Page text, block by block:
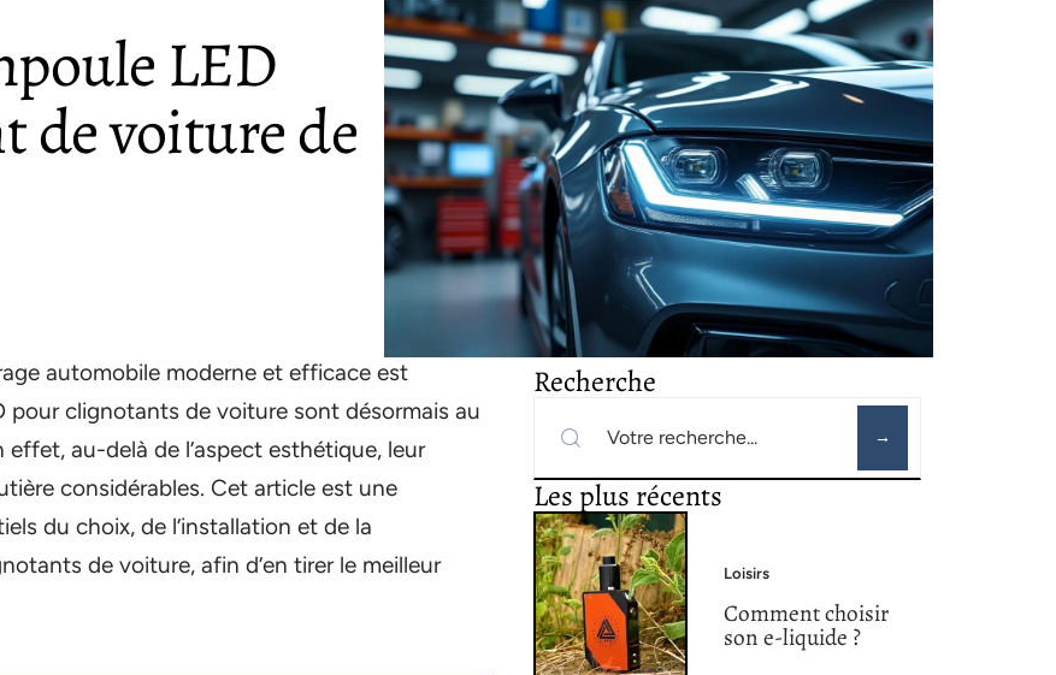
LED
de voiture de
automobile moderne et efficace est
pour clignotants de voiture sont désormais au
au-delà de l’aspect esthétique, leur
considérables. Cet article est une
du choix, de l’installation et de la
de voiture, afin d’en tirer le meilleur
Recherche
Les plus récents
Loisirs
Comment choisir
son e-liquide ?